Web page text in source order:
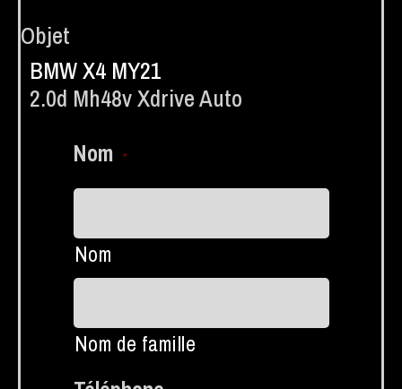
Objet
BMW X4 MY21
2.0d Mh48v Xdrive Auto
Nom *
Nom
Nom de famille